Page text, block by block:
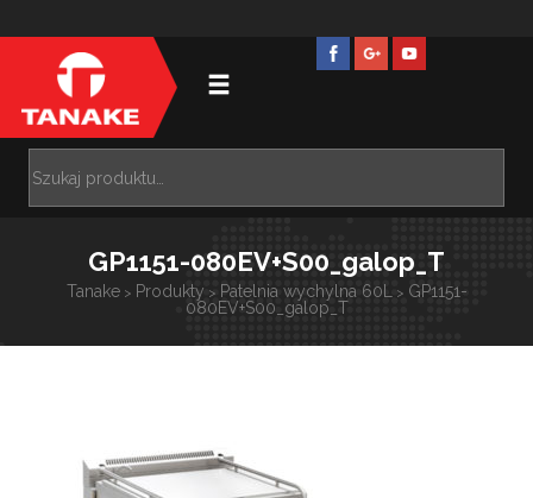
GP1151-080EV+S00_galop_T
Tanake> Produkty > Patelnia wychylna 60L > GP1151-
080EV+S00_galop_T